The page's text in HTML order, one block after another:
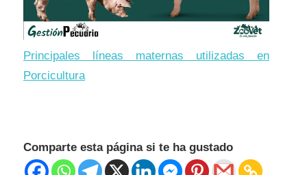
Principales líneas maternas utilizadas en
Porcicultura
Comparte esta página si te ha gustado